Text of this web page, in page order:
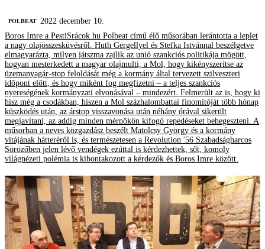
‎POLBEAT 2022 december 10.
Boros Imre a PestiSrácok.hu Polbeat című élő műsorában lerántotta a leplet
a nagy olajösszesküvésről. Huth Gergellyel és Stefka Istvánnal beszélgetve
elmagyarázta, milyen játszma zajlik az unió szankciós politikája mögött,
hogyan mesterkedett a magyar olajmulti, a Mol, hogy kikényszerítse az
üzemanyagár-stop feloldását még a kormány által tervezett szilveszteri
időpont előtt, és hogy miként fog megfizetni – a teljes szankciós
nyereségének kormányzati elvonásával – mindezért. Felmerült az is, hogy ki
hisz még a csodákban, hiszen a Mol százhalombattai finomítóját több hónap
küszködés után, az árstop visszavonása után néhány órával sikerült
megjavítani, az addig minden mérnökön kifogó repedéseket behegeszteni. A
műsorban a neves közgazdász beszélt Matolcsy György és a kormány
vitájának hátteréről is, és természetesen a Revolution '56 Szabadságharcos
Sörözőben jelen lévő vendégek ezúttal is kérdezhettek, sőt, komoly
világnézeti polémia is kibontakozott a kérdezők és Boros Imre között.